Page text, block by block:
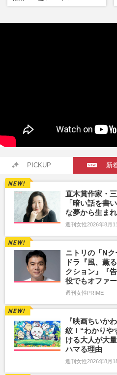
PICKUP 新
直木賞作家・
「暗い話を書
な夢から生ま
週刊女性2026年8月
ニトリの「N
ドラ『風、薫
クション』『
役でもオファ
週刊女性PRIME
『映画ちいか
紋！“わかりや
ける大人が大
ハマる理由
週刊女性2026年8月